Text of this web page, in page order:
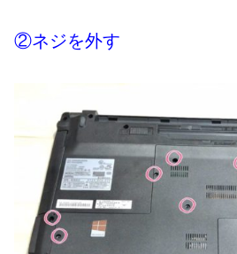
②ネジを外す